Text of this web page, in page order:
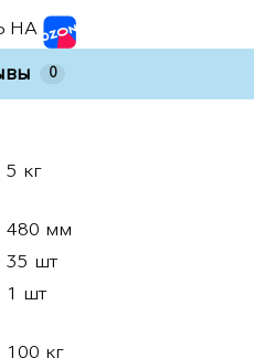
НА
0
5 кг
480 мм
35 шт
1 шт
100 кг